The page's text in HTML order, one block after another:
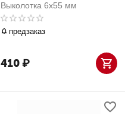
Выколотка 6х55 мм
предзаказ
410₽